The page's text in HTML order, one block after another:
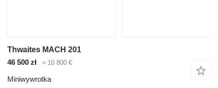
Thwaites MACH 201
46 500 zł
≈ 10 800 €
Miniwywrotka